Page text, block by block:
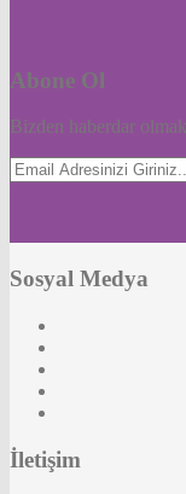
Abone Ol
Bizden haberdar
Sosyal Medya
İletişim